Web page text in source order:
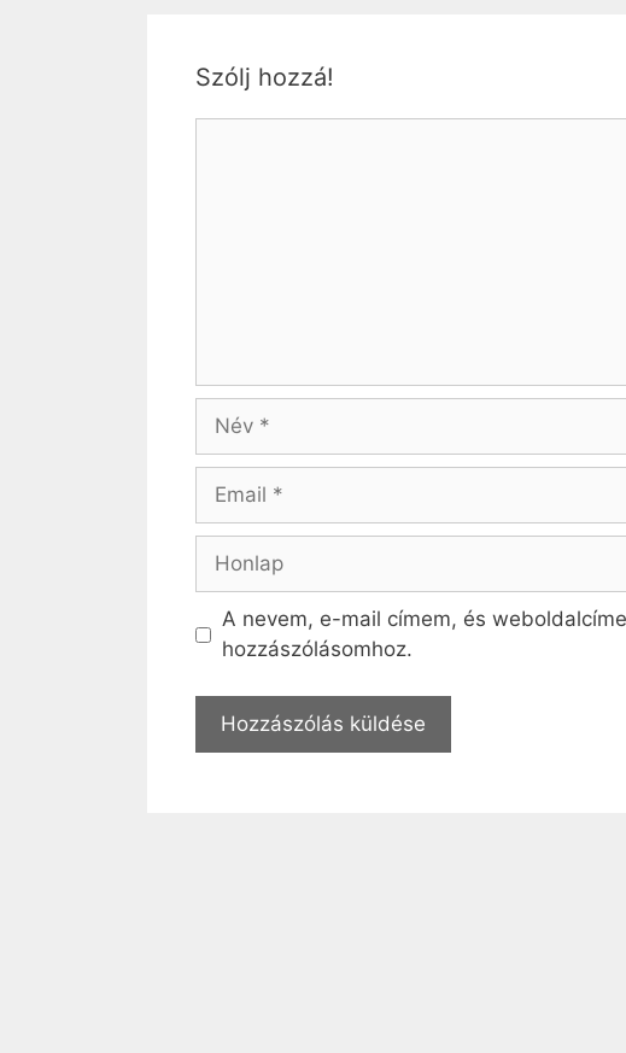
Szólj hozzá!
Név
Email
Honlap
A nevem, e-mail címem, és
hozzászólásomhoz.